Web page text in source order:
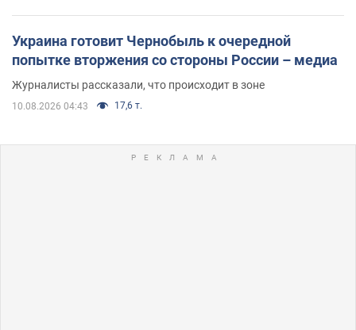
Украина готовит Чернобыль к очередной
попытке вторжения со стороны России – медиа
Журналисты рассказали, что происходит в зоне
10.08.2026 04:43 17,6 т.